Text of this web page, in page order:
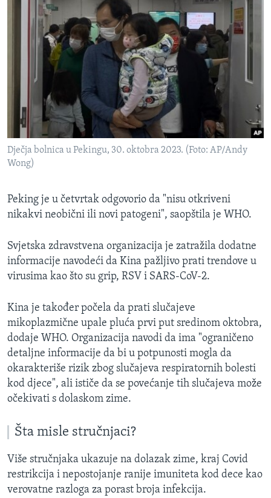
Dječja bolnica u Pekingu, 30. oktobra 2023. (Foto: AP/Andy
Wong)
Peking je u četvrtak odgovorio da "nisu otkriveni
nikakvi neobični ili novi patogeni", saopštila je WHO.
Svjetska zdravstvena organizacija je zatražila dodatne
informacije navodeći da Kina pažljivo prati trendove u
virusima kao što su grip, RSV i SARS-CoV-2.
Kina je također počela da prati slučajeve
mikoplazmične upale pluća prvi put sredinom oktobra,
dodaje WHO. Organizacija navodi da ima "ograničeno
detaljne informacije da bi u potpunosti mogla da
okarakteriše rizik zbog slučajeva respiratornih bolesti
kod djece", ali ističe da se povećanje tih slučajeva može
očekivati s dolaskom zime.
Šta misle stručnjaci?
Više stručnjaka ukazuje na dolazak zime, kraj Covid
restrikcija i nepostojanje ranije imuniteta kod dece kao
verovatne razloga za porast broja infekcija.